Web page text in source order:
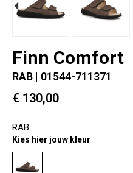
Finn Comfort
RAB | 01544-711371
€ 130,00
RAB
Kies hier jouw kleur